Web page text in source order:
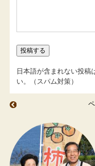
日本語が含まれない投稿
い。（スパム対策）